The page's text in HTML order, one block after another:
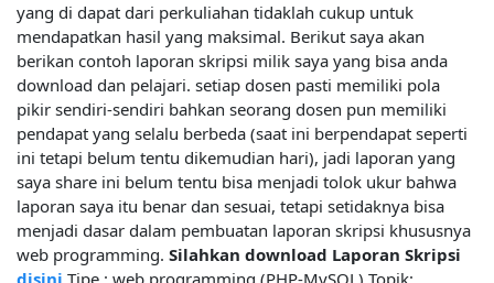
yang di dapat dari perkuliahan tidaklah cukup untuk
mendapatkan hasil yang maksimal. Berikut saya akan
berikan contoh laporan skripsi milik saya yang bisa anda
download dan pelajari. setiap dosen pasti memiliki pola
pikir sendiri-sendiri bahkan seorang dosen pun memiliki
pendapat yang selalu berbeda (saat ini berpendapat seperti
ini tetapi belum tentu dikemudian hari), jadi laporan yang
saya share ini belum tentu bisa menjadi tolok ukur bahwa
laporan saya itu benar dan sesuai, tetapi setidaknya bisa
menjadi dasar dalam pembuatan laporan skripsi khususnya
web programming. Silahkan download Laporan Skripsi
disini Tipe : web programming (PHP-MySQL) Topik: